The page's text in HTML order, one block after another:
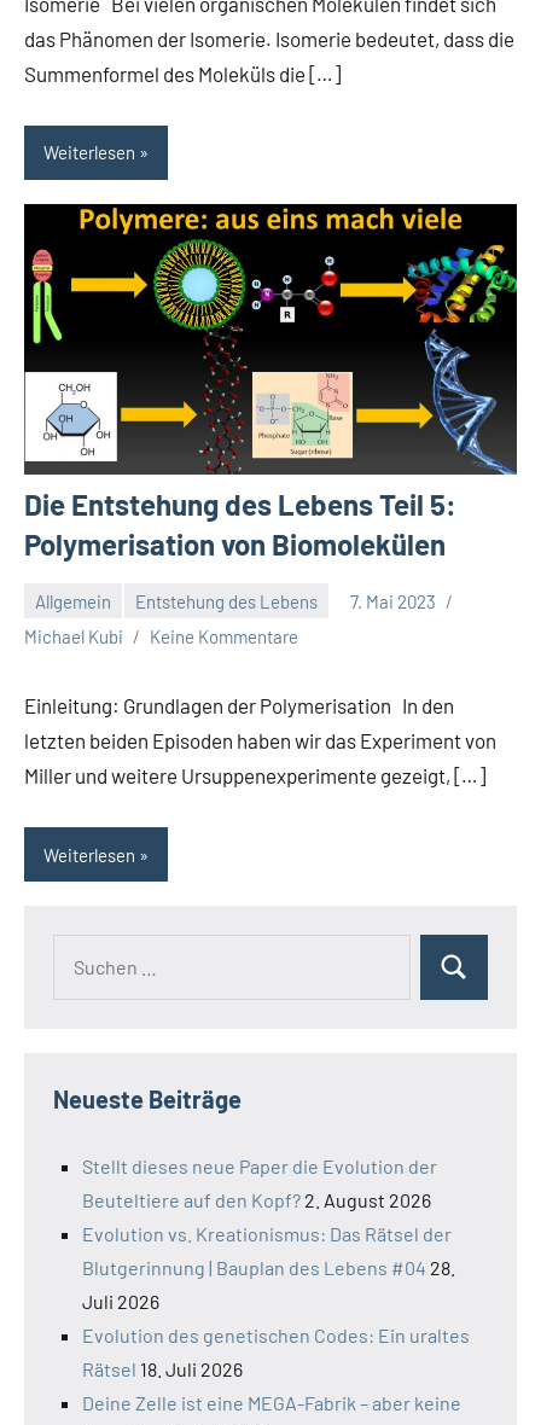
das Phänomen der Isomerie. Isomerie bedeutet, dass die
Summenformel des Moleküls die […]
Weiterlesen
Die Entstehung des Lebens Teil 5:
Polymerisation von Biomolekülen
Allgemein Entstehung des Lebens
7. Mai 2023
Michael Kubi
Keine Kommentare
Einleitung: Grundlagen der Polymerisation In den
letzten beiden Episoden haben wir das Experiment von
Miller und weitere Ursuppenexperimente gezeigt, […]
Weiterlesen
Suchen
Neueste Beiträge
Stellt dieses neue Paper die Evolution der
Beuteltiere auf den Kopf? 2. August 2026
Evolution vs. Kreationismus: Das Rätsel der
Blutgerinnung | Bauplan des Lebens #04 28.
Juli 2026
Evolution des genetischen Codes: Ein uraltes
Rätsel 18. Juli 2026
Deine Zelle ist eine MEGA-Fabrik – aber keine